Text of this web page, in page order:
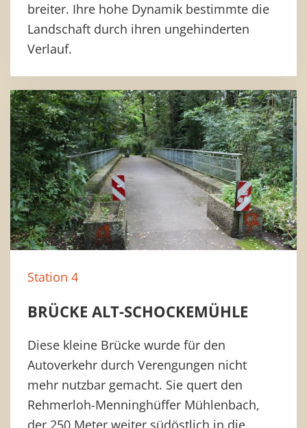
breiter. Ihre hohe Dynamik bestimmte die
Landschaft durch ihren ungehinderten
Verlauf.
Station 4
BRÜCKE ALT-SCHOCKEMÜHLE
Diese kleine Brücke wurde für den
Autoverkehr durch Verengungen nicht
mehr nutzbar gemacht. Sie quert den
Rehmerloh-Menninghüffer Mühlenbach,
der 250 Meter weiter südöstlich in die